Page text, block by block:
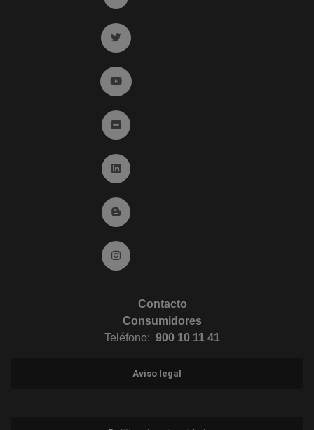
Ir a twitter (abre en ventana nueva)
Ir a YouTube (abre en ventana nueva)
Ir a Flickr (abre en ventana nueva)
Ir a Linkedin (abre en ventana nueva)
Ir al Blog (abre en ventana nueva)
Ir a Instagram (abre en ventana nueva)
Contacto
Consumidores
Teléfono: 900 10 11 41
Aviso legal